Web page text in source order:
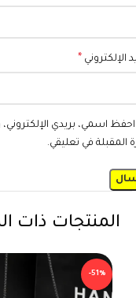
الإلكتروني *
احفظ اسمي، بريدي
المقبلة في تعليقي.
المنتجات ذات
-51%